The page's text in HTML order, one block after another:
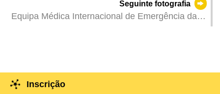
Seguinte fotografia
Equipa Médica Internacional de Emergência da
Inscrição